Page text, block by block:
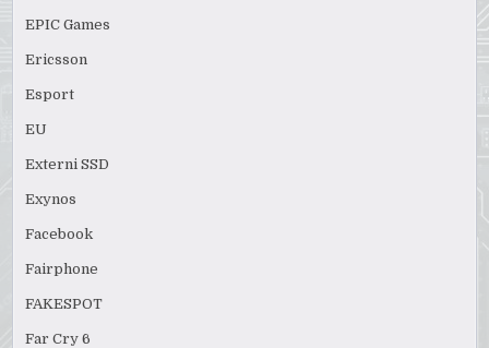
EPIC Games
Ericsson
Esport
EU
Externi SSD
Exynos
Facebook
Fairphone
FAKESPOT
Far Cry 6